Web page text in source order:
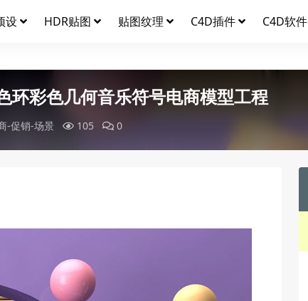
设 HDR贴图 贴图纹理 C4D插件 C4D软件
环彩色几何音乐符号电商模型工程
-促销-场景 105 0